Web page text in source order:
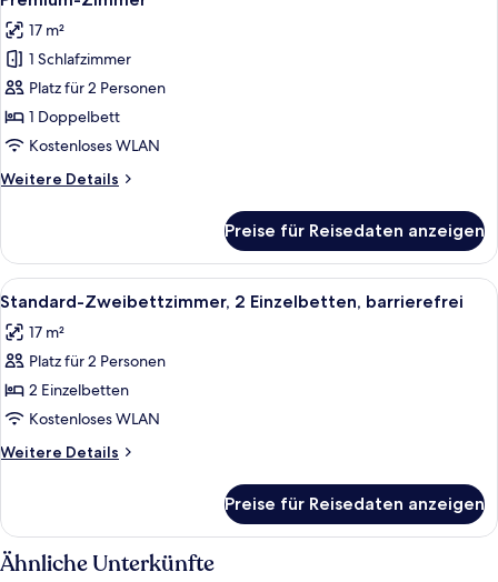
Fotos
für
Premium-
Zimmer
anzeigen
17 m²
1 Schlafzimmer
Platz für 2 Personen
1 Doppelbett
Kostenloses WLAN
Weitere Details
Weitere
Zimmer
Preise für Reisedaten anzeigen
Alle
Fotos
für
Standard-
Zweibettzimmer,
2 Einzelbetten,
barrierefrei
anzeigen
Ein Holzschrank mit Regalen, einem
7
Standard-Zweibettzimmer, 2 Einzelbetten, barrierefrei
17 m²
Platz für 2 Personen
2 Einzelbetten
Kostenloses WLAN
Weitere Details
Weitere
Zweibettzimmer,
2 Einzelbetten,
barrierefrei
Preise für Reisedaten anzeigen
Ähnliche Unterkünfte